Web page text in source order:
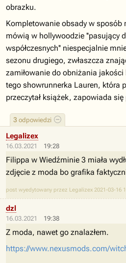
3 odpowiedzi
obrazku.
Kompletowanie obsady w sposób
mówią w hollywoodzie ''pasujący
współczesnych'' niespecjalnie
sezonu drugiego, zwłaszcza
zamiłowanie do obniżania
tego showrunnerka Lauren, która
przeczytał książek, zapowiada
16.03.2021 19:28
Legalizex
Filippa w Wiedźminie 3 miała
zdjęcie z moda bo grafika
post wyedytowany przez Legalizex 2021-03-16
16.03.2021 19:38
dzl
Z moda, nawet go znalazłem.
https://www.nexusmods.com/